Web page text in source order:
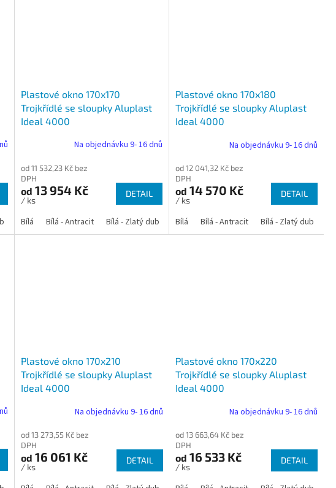
Mahagon Antracit Zlatý dub Tmavý dub Ořech Mahagon
Bílá - Tmavý dub Bílá - Ořech Bílá - Mahagon Antracit Zlatý dub Tmavý dub
Plastové okno 170x170
Trojkřídlé se sloupky Aluplast
Ideal 4000
Na objednávku 9- 16 dnů
od 11 532,23 Kč bez
DPH
od 13 954 Kč
/ ks
DETAIL
Bílá Bílá - Antracit Bílá - Zlatý dub Bílá - Tmavý dub Bílá - Ořech Bílá -
Plastové okno 170x180
Trojkřídlé se sloupky Aluplast
Ideal 4000
Na objednávku 9- 16 dnů
od 12 041,32 Kč bez
DPH
od 14 570 Kč
/ ks
DETAIL
Bílá Bílá - Antracit Bílá - Zlatý dub
Plastové okno 170x210
Trojkřídlé se sloupky Aluplast
Ideal 4000
Na objednávku 9- 16 dnů
od 13 273,55 Kč bez
DPH
od 16 061 Kč
/ ks
DETAIL
Plastové okno 170x220
Trojkřídlé se sloupky Aluplast
Ideal 4000
Na objednávku 9- 16 dnů
od 13 663,64 Kč bez
DPH
od 16 533 Kč
/ ks
DETAIL